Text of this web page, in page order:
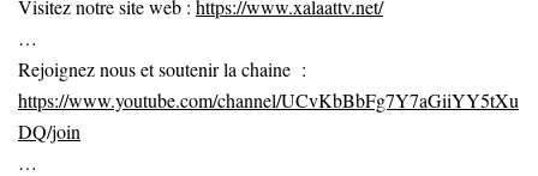
Visitez notre site web : https://www.xalaattv.net/
…
Rejoignez nous et soutenir la chaine :
https://www.youtube.com/channel/UCvKbBbFg7Y7aGiiYY5tXu
DQ/join
…